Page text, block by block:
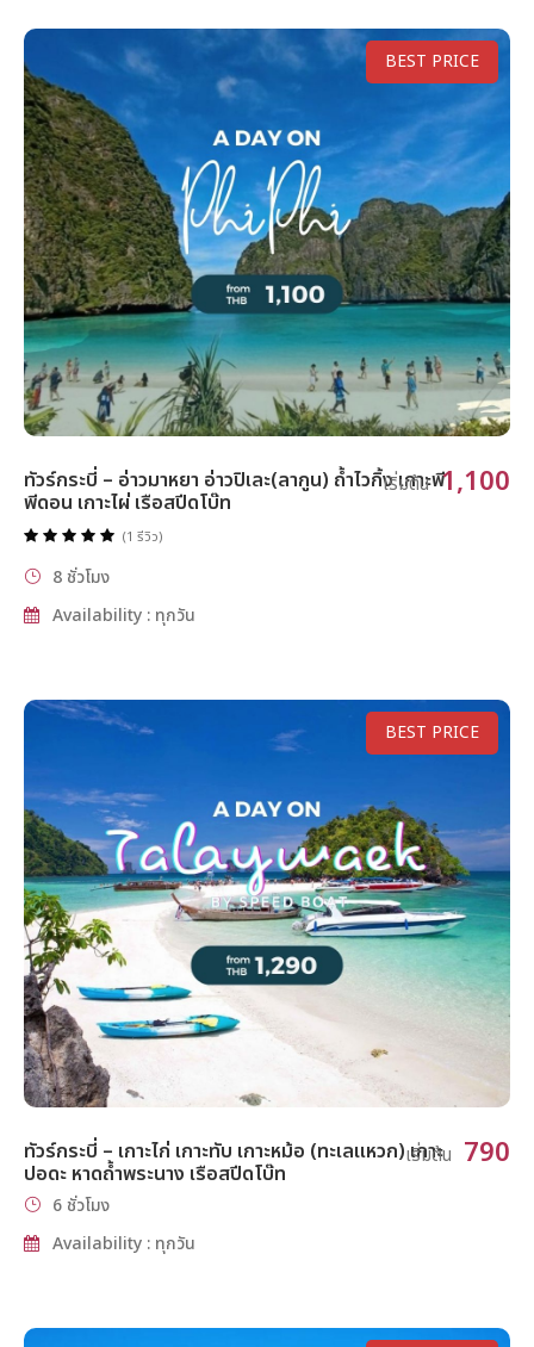
BEST PRICE
ทัวร์กระบี่ – อ่าวมาหยา อ่าวปิเละ(ลากูน) ถ้ำไวกิ้ง เกาะพี
พีดอน เกาะไผ่ เรือสปีดโบ๊ท
เริ่มต้น 1,100
8 ชั่วโมง
Availability : ทุกวัน
(1 รีวิว)
BEST PRICE
ทัวร์กระบี่ – เกาะไก่ เกาะทับ เกาะหม้อ (ทะเลแหวก) เกาะ
ปอดะ หาดถ้ำพระนาง เรือสปีดโบ๊ท
เริ่มต้น 790
6 ชั่วโมง
Availability : ทุกวัน